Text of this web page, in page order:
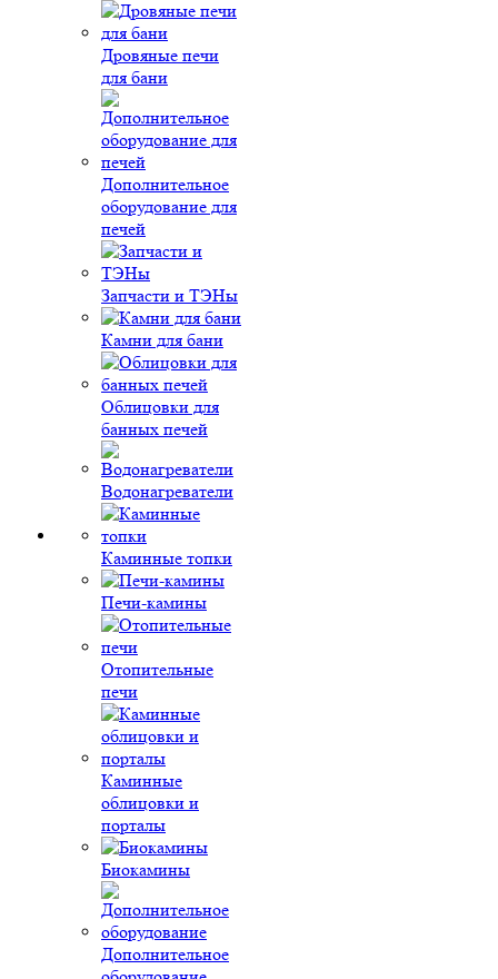
Дровяные печи
для бани
Дополнительное
оборудование для
печей
Запчасти и ТЭНы
Камни для бани
Облицовки для
банных печей
Водонагреватели
Каминные топки
Печи-камины
Отопительные
печи
Каминные
облицовки и
порталы
Биокамины
Дополнительное